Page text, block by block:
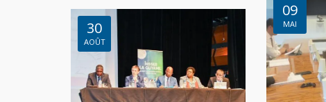
09
MAI
30
AOÛT